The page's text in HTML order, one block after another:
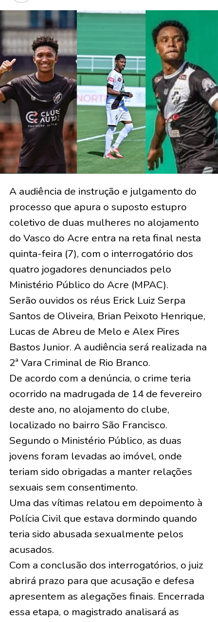
A audiência de instrução e julgamento do
processo que apura o suposto estupro
coletivo de duas mulheres no alojamento
do Vasco do Acre entra na reta final nesta
quinta-feira (7), com o interrogatório dos
quatro jogadores denunciados pelo
Ministério Público do Acre (MPAC).
Serão ouvidos os réus Erick Luiz Serpa
Santos de Oliveira, Brian Peixoto Henrique,
Lucas de Abreu de Melo e Alex Pires
Bastos Junior. A audiência será realizada na
2ª Vara Criminal de Rio Branco.
De acordo com a denúncia, o crime teria
ocorrido na madrugada de 14 de fevereiro
deste ano, no alojamento do clube,
localizado no bairro São Francisco.
Segundo o Ministério Público, as duas
jovens foram levadas ao imóvel, onde
teriam sido obrigadas a manter relações
sexuais sem consentimento.
Uma das vítimas relatou em depoimento à
Polícia Civil que estava dormindo quando
teria sido abusada sexualmente pelos
acusados.
Com a conclusão dos interrogatórios, o juiz
abrirá prazo para que acusação e defesa
apresentem as alegações finais. Encerrada
essa etapa, o magistrado analisará as